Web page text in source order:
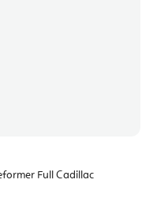
Full Cadillac